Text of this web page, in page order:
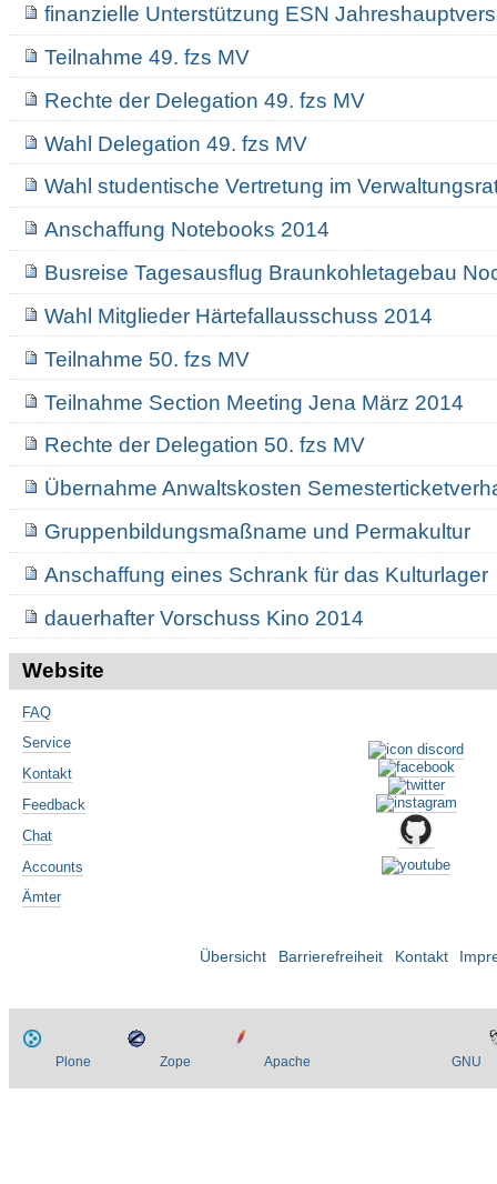
finanzielle Unterstützung ESN
Teilnahme 49. fzs MV
Rechte der Delegation 49. fzs MV
Wahl Delegation 49. fzs MV
Wahl studentische Vertretung im
Anschaffung Notebooks 2014
Busreise Tagesausflug Braunkohletagebau
Wahl Mitglieder Härtefallausschuss 2014
Teilnahme 50. fzs MV
Teilnahme Section Meeting Jena März 2014
Rechte der Delegation 50. fzs MV
Übernahme Anwaltskosten
Gruppenbildungsmaßname und Permakultur
Anschaffung eines Schrank für das Kulturlager
dauerhafter Vorschuss Kino 2014
Website
FAQ
Service
Kontakt
Feedback
Chat
Accounts
Ämter
Übersicht Barrierefreiheit Kontakt
Plone Zope Apache GNU